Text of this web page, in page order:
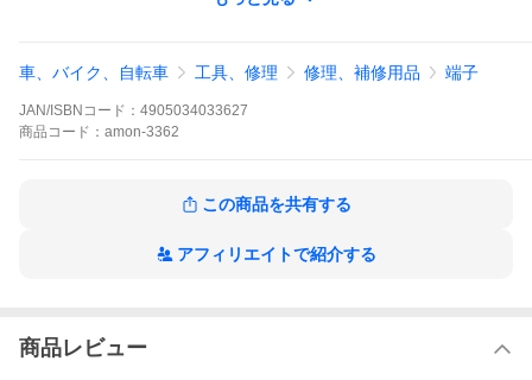
車、バイク、自転車 工具、修理 修理、補修用品 端子
JAN/ISBNコード： 4905034033627
商品 コード： amon-3362
この商品を共有する
アフィリエイトで紹介する
商品レビュー